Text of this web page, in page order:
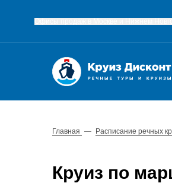
Главная — Расписание речных
Круиз по